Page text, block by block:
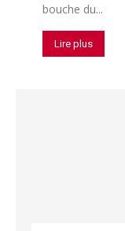
bouche du...
Lire plus